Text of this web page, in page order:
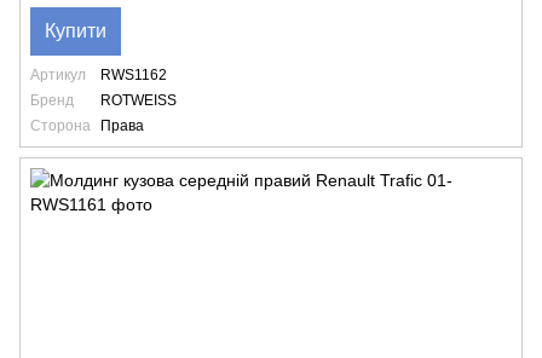
Купити
Артикул
RWS1162
Бренд
ROTWEISS
Сторона
Права